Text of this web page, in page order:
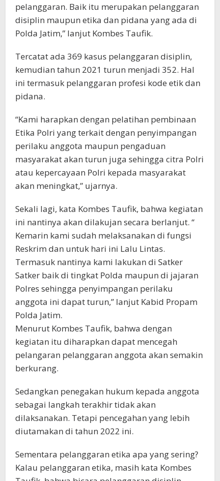
pelanggaran. Baik itu merupakan pelanggaran
disiplin maupun etika dan pidana yang ada di
Polda Jatim,” lanjut Kombes Taufik.
Tercatat ada 369 kasus pelanggaran disiplin,
kemudian tahun 2021 turun menjadi 352. Hal
ini termasuk pelanggaran profesi kode etik dan
pidana.
“Kami harapkan dengan pelatihan pembinaan
Etika Polri yang terkait dengan penyimpangan
perilaku anggota maupun pengaduan
masyarakat akan turun juga sehingga citra Polri
atau kepercayaan Polri kepada masyarakat
akan meningkat,” ujarnya.
Sekali lagi, kata Kombes Taufik, bahwa kegiatan
ini nantinya akan dilakujan secara berlanjut. “
Kemarin kami sudah melaksanakan di fungsi
Reskrim dan untuk hari ini Lalu Lintas.
Termasuk nantinya kami lakukan di Satker
Satker baik di tingkat Polda maupun di jajaran
Polres sehingga penyimpangan perilaku
anggota ini dapat turun,” lanjut Kabid Propam
Polda Jatim.
Menurut Kombes Taufik, bahwa dengan
kegiatan itu diharapkan dapat mencegah
pelangaran pelanggaran anggota akan semakin
berkurang.
Sedangkan penegakan hukum kepada anggota
sebagai langkah terakhir tidak akan
dilaksanakan. Tetapi pencegahan yang lebih
diutamakan di tahun 2022 ini.
Sementara pelanggaran etika apa yang sering?
Kalau pelanggaran etika, masih kata Kombes